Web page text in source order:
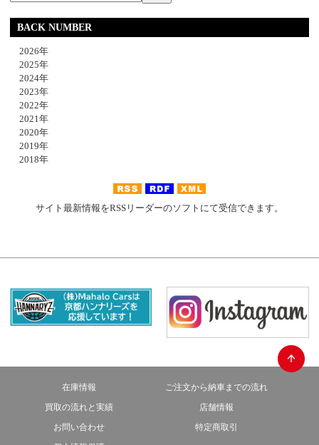
BACK NUMBER
2026年
2025年
2024年
2023年
2022年
2021年
2020年
2019年
2018年
サイト最新情報をRSSリーダーのソフトにて受信できます。
在庫情報
ご注文から納車までの流れ
買取の流れと実績
店舗情報
お問い合わせ
特定商取引